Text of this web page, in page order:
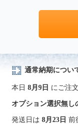
通常納期につい
本日 8月9日 にご注
オプション選択無し
発送日は 8月23日 前